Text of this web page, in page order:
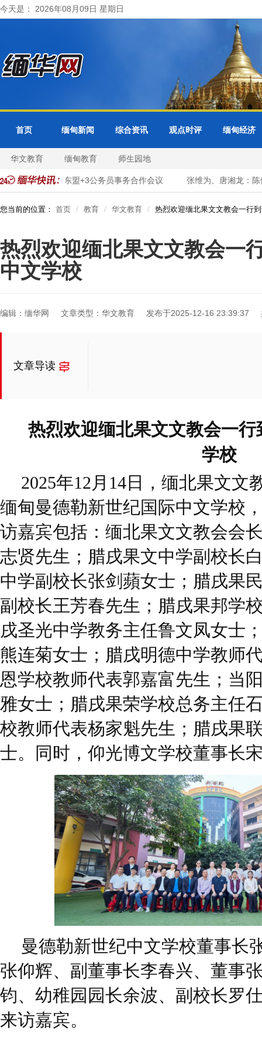
今天是： 2026年08月09日 星期日
首页 缅甸新闻 综合资讯 观点时评 缅甸经济
华文教育 缅甸教育 师生园地
缅甸出席东盟+3公务员事务合作会议 张维为、唐湘龙：陈
您当前的位置： 首页 教育 华文教育 热烈欢迎缅北果文文教会一行
热烈欢迎缅北果文文教会一
中文学校
编辑：缅华网 文章类型：华文教育 发布于2025-12-16 23:39:37
文章导读
热烈欢迎缅北果文文教会一
学校
2025年12月14日，缅北果文文
缅甸曼德勒新世纪国际中文学校
访嘉宾包括：缅北果文文教会会
志贤先生；腊戌果文中学副校长
中学副校长张剑蘋女士；腊戌果
副校长王芳春先生；腊戌果邦学
戌圣光中学教务主任鲁文凤女士
熊连菊女士；腊戌明德中学教师
恩学校教师代表郭嘉富先生；当
雅女士；腊戌果荣学校总务主任
校教师代表杨家魁先生；腊戌果
士。同时，仰光博文学校董事长
曼德勒新世纪中文学校董事长
张仰辉、副董事长李春兴、董事
钧、幼稚园园长余波、副校长罗
来访嘉宾。